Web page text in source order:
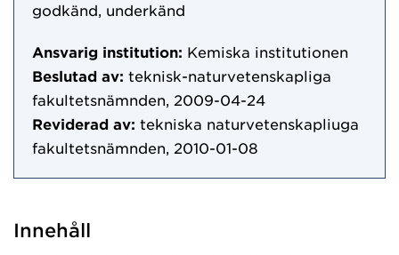
godkänd, underkänd
Ansvarig institution: Kemiska institutionen
Beslutad av: teknisk-naturvetenskapliga
fakultetsnämnden, 2009-04-24
Reviderad av: tekniska naturvetenskapliuga
fakultetsnämnden, 2010-01-08
Innehåll